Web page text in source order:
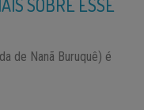
SOBRE ESSE
de Nanã Buruquê) é